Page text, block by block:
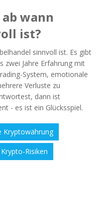
wann
ist?
sinnvoll ist. Es gibt
zwei Jahre Erfahrung mit
System, emotionale
Verluste zu
dann ist
- es ist ein Glücksspiel.
Kryptowährung
Krypto-Risiken